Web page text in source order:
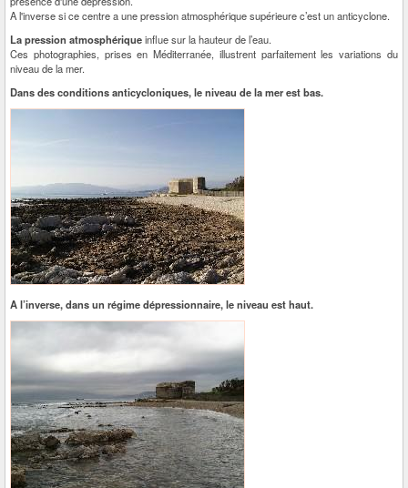
A l'inverse si ce centre a une pression atmosphérique supérieure c’est un anticyclone.
La pression atmosphériqueinflue sur la hauteur de l’eau.
Ces photographies, prises en Méditerranée, illustrent parfaitement les variations du
niveau de la mer.
Dans des conditions anticycloniques, le niveau de la mer est bas.
A l’inverse, dans un régime dépressionnaire, le niveau est haut.